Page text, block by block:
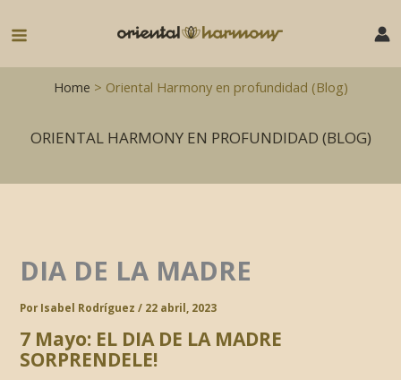
Main
MenuHome > Oriental Harmony en profundidad (Blog)
ORIENTAL HARMONY EN PROFUNDIDAD (BLOG)
DIA DE LA MADRE
PorIsabel Rodríguez/ 22 abril, 2023
7 Mayo: EL DIA DE LA MADRE
SORPRENDELE!